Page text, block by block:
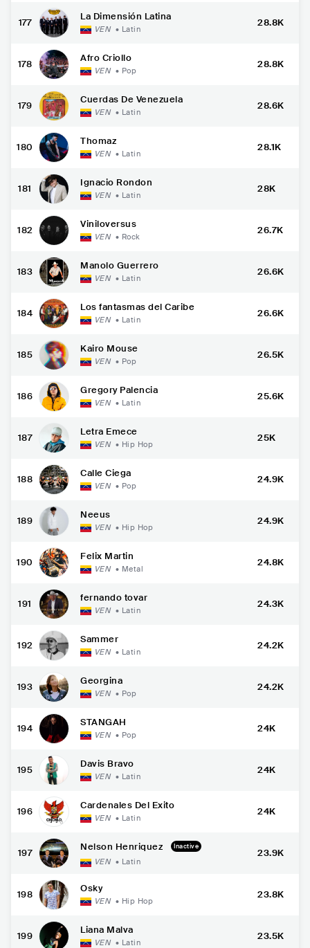
177
La Dimensión Latina
VEN • Latin
28.8K
178
Afro Criollo
VEN • Pop
28.8K
179
Cuerdas De Venezuela
VEN • Latin
28.6K
180
Thomaz
VEN • Latin
28.1K
181
Ignacio Rondon
VEN • Latin
28K
182
Viniloversus
VEN • Rock
26.7K
183
Manolo Guerrero
VEN • Latin
26.6K
184
Los fantasmas del Caribe
VEN • Latin
26.6K
185
Kairo Mouse
VEN • Pop
26.5K
186
Gregory Palencia
VEN • Latin
25.6K
187
Letra Emece
VEN • Hip Hop
25K
188
Calle Ciega
VEN • Pop
24.9K
189
Neeus
VEN • Hip Hop
24.9K
190
Felix Martin
VEN • Metal
24.8K
191
fernando tovar
VEN • Latin
24.3K
192
Sammer
VEN • Latin
24.2K
193
Georgina
VEN • Pop
24.2K
194
STANGAH
VEN • Pop
24K
195
Davis Bravo
VEN • Latin
24K
196
Cardenales Del Exito
VEN • Latin
24K
197
Nelson Henriquez Inactive
VEN • Latin
23.9K
198
Osky
VEN • Hip Hop
23.8K
199
Liana Malva
VEN • Latin
23.5K